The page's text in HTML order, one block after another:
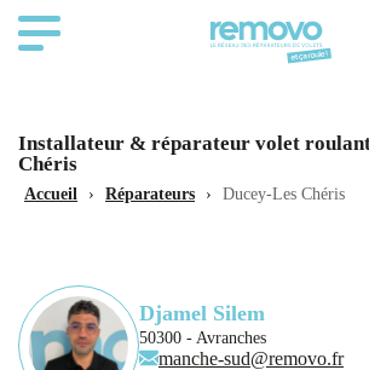
Installateur & réparateur volet
Chéris
Accueil › Réparateurs › Ducey-Les Chéris
Djamel Silem
50300 - Avranches
manche-sud@removo.fr